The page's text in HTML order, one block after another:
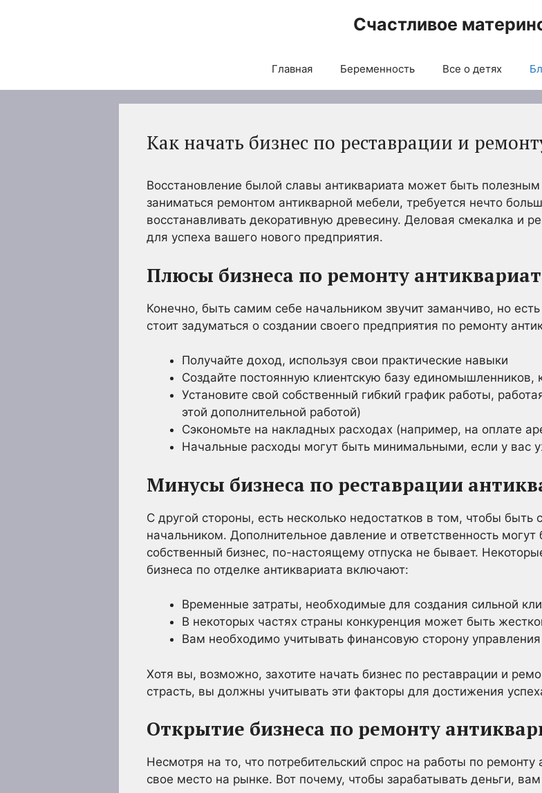
Счастливое
Главная Беременность Все о детях
Как начать бизнес по реставрации и
Восстановление былой славы антиквариата может быть
заниматься ремонтом антикварной мебели, требуется нечто
восстанавливать декоративную древесину. Деловая смекалка и
для успеха вашего нового предприятия.
Плюсы бизнеса по ремонту
Конечно, быть самим себе начальником звучит заманчиво, но
стоит задуматься о создании своего предприятия по ремонту
Получайте доход, используя свои практические навыки
Создайте постоянную клиентскую базу единомышленников,
Установите свой собственный гибкий график работы,
этой дополнительной работой)
Сэкономьте на накладных расходах (например, на оплате
Начальные расходы могут быть минимальными, если у вас
Минусы бизнеса по реставрации
С другой стороны, есть несколько недостатков в том, чтобы быть
начальником. Дополнительное давление и ответственность
собственный бизнес, по-настоящему отпуска не бывает.
бизнеса по отделке антиквариата включают:
Временные затраты, необходимые для создания сильной
В некоторых частях страны конкуренция может быть
Вам необходимо учитывать финансовую сторону
Хотя вы, возможно, захотите начать бизнес по реставрации и
страсть, вы должны учитывать эти факторы для достижения
Открытие бизнеса по ремонту
Несмотря на то, что потребительский спрос на работы по
свое место на рынке. Вот почему, чтобы зарабатывать деньги,